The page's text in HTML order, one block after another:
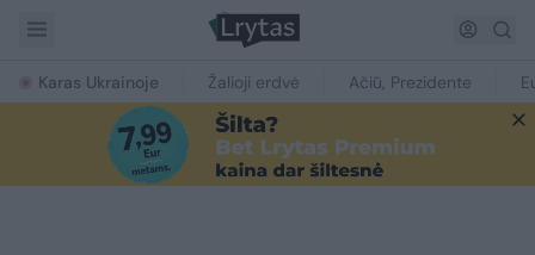
Karas Ukrainoje Žalioji erdvė Ačiū, Prezidente